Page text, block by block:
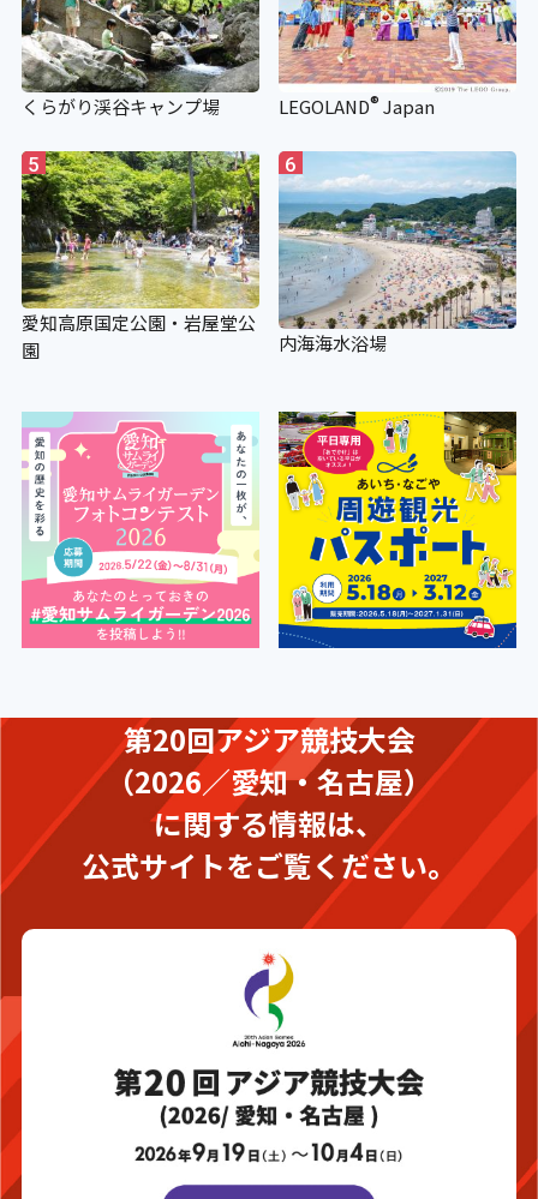
くらがり渓谷キャンプ場 LEGOLAND®Japan
5
愛知高原国定公園・岩屋堂公
園
6
内海海水浴場
第20回アジア競技大会
（2026／愛知・名古屋）
に関する情報は、
公式サイトをご覧ください。